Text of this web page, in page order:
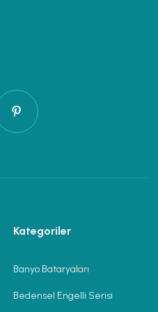
Kategoriler
Banyo Bataryaları
Bedensel Engelli Serisi